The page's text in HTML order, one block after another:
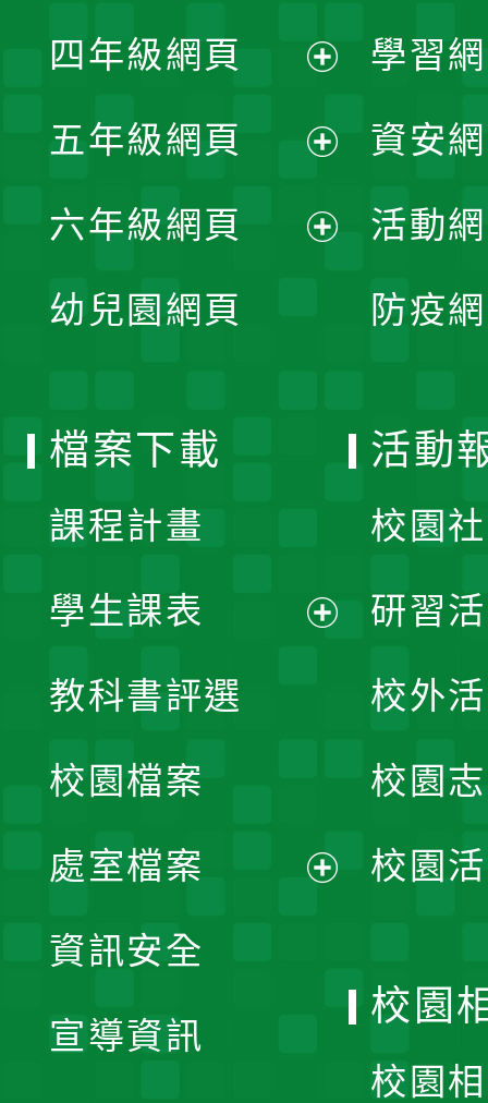
單
選
單
開
選
單
四年級網頁
開
選
五年級網頁
開
六年級網頁
幼兒園網頁
學習
資安
活動
防疫
檔案下載
課程計畫
學生課表
單
教科書評選
校園檔案
處室檔案
資訊安全
宣導資訊
活動
校園
研習
校外
校園
校園
校園
校園